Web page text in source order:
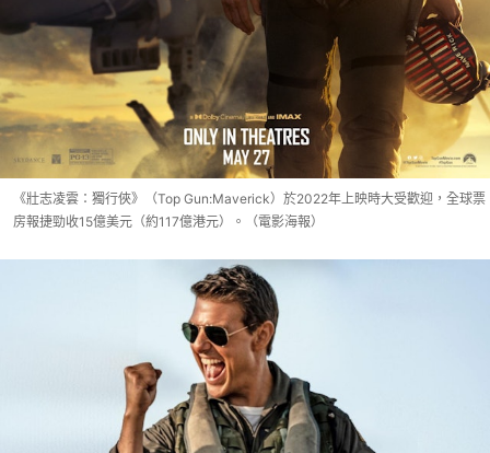
《壯志凌雲：獨行俠》（Top Gun:Maverick）於2022年上映時大受歡迎，全球票
房報捷勁收15億美元（約117億港元）。（電影海報）